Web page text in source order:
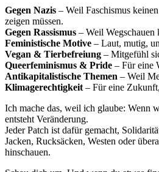
Gegen Nazis – Weil Faschismus
zeigen müssen.
Gegen Rassismus – Weil Wegschauen
Feministische Motive – Laut, mutig,
Vegan & Tierbefreiung – Mitgefühl
Queerfeminismus & Pride – Für eine
Antikapitalistische Themen – Weil
Klimagerechtigkeit – Für eine
Ich mache das, weil ich glaube: Wenn
entsteht Veränderung.
Jeder Patch ist dafür gemacht,
Jacken, Rucksäcken, Westen oder
hinschauen.